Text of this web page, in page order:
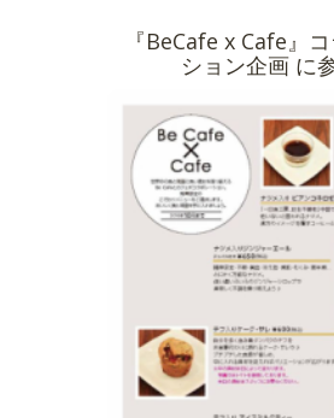
『BeCafe x Cafe』
ション企画 に